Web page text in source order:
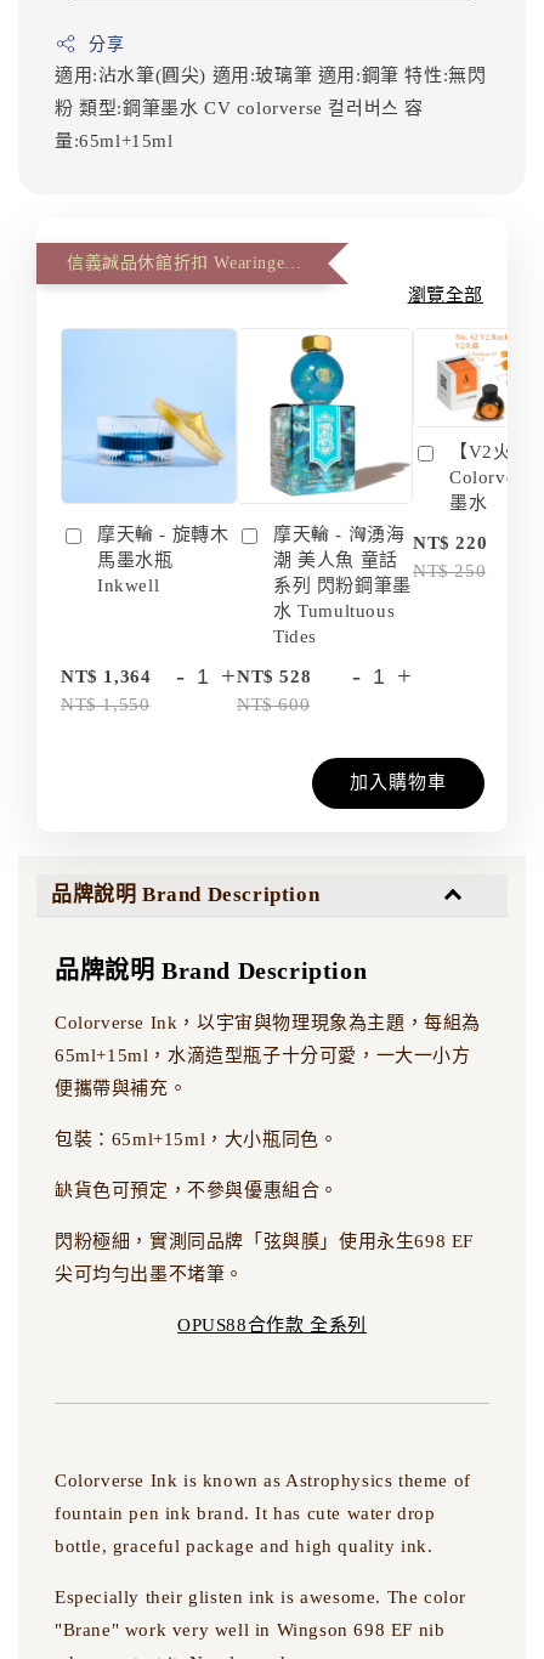
分享
適用:沾水筆(圓尖) 適用:玻璃筆 適用:鋼筆特性:無閃
粉類型:鋼筆墨水CV colorverse 컬러버스 容
量:65ml+15ml
瀏覽全部
摩天輪 - 旋轉木
馬墨水瓶
Inkwell
NT$ 1,364
NT$ 1,550
- +
摩天輪 - 洶湧海
潮 美人魚 童話
系列 閃粉鋼筆墨
水 Tumultuous
Tides
NT$ 528
NT$ 600
- +
【V2火箭
Colorverse
墨水
NT$ 220
NT$ 250
加入購物車
品牌說明 Brand Description
品牌說明 Brand Description
Colorverse Ink，以宇宙與物理現象為主題，每組為
65ml+15ml，水滴造型瓶子十分可愛，一大一小方
便攜帶與補充。
包裝：65ml+15ml，大小瓶同色。
缺貨色可預定，不參與優惠組合。
閃粉極細，實測同品牌「弦與膜」使用永生698 EF
尖可均勻出墨不堵筆。
OPUS88合作款 全系列
Colorverse Ink is known as Astrophysics theme of
fountain pen ink brand. It has cute water drop
bottle, graceful package and high quality ink.
Especially their glisten ink is awesome. The color
"Brane" work very well in Wingson 698 EF nib